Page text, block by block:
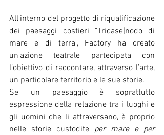
All'interno del progetto di riqualificazione
dei paesaggi costieri "Tricase|nodo di
mare e di terra", Factory ha creato
un'azione teatrale partecipata con
l’obiettivo di raccontare, attraverso l’arte,
un particolare territorio e le sue storie.
Se un paesaggio è soprattutto
espressione della relazione tra i luoghi e
gli uomini che li attraversano, è proprio
nelle storie custodite per mare e per